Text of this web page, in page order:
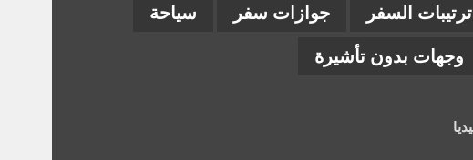
ترتيبات السفر جوازات سفر
سياحة
وجهات بدون تأشيرة